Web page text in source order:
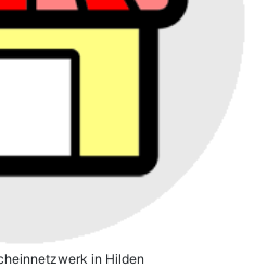
in Hilden